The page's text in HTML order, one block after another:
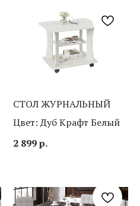
СТОЛ ЖУРНАЛЬНЫЙ
Цвет: Дуб Крафт Белый
2 899р.